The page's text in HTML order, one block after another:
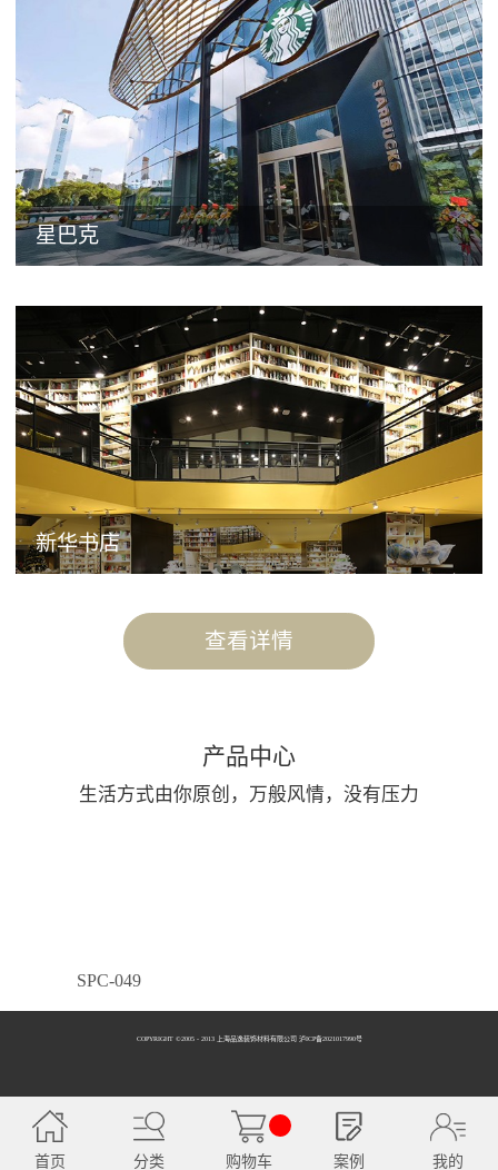
星巴克
新华书店
查看详情
产品中心
生活方式由你原创，万般风情，没有压力
SPC-049
SPC-050
COPYRIGHT ©2005 - 2013 上海品逸装饰材料有限公司 泸ICP备2021017990号
首页 分类 购物车 案例 我的